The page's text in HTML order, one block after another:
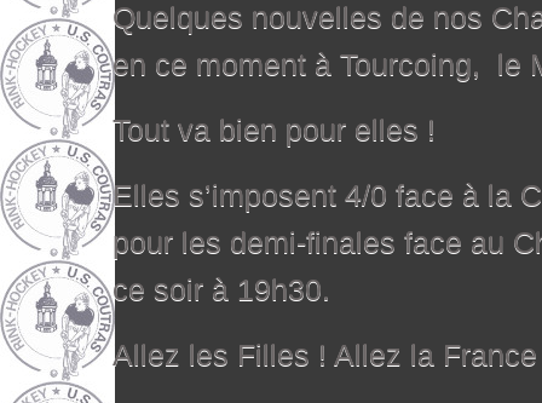
Quelques nouvelles de nos
en ce moment à Tourcoing, le
Tout va bien pour elles !
Elles s’imposent 4/0 face à la
pour les demi-finales face au
ce soir à 19h30.
Allez les Filles ! Allez la